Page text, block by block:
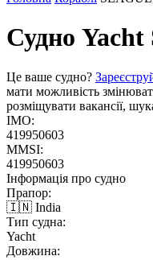
Судно Yacht
Це ваше судно?
мати можливість
розміщувати вакансії,
IMO:
419950603
MMSI:
419950603
Інформація про судно
Прапор:
🇮🇳 India
Тип судна:
Yacht
Довжина: